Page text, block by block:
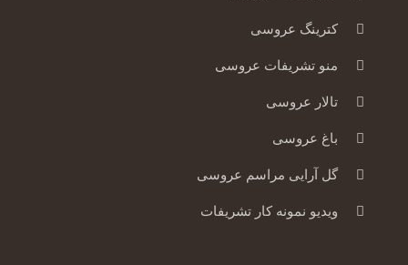
کترینگ عروسی
منو تشریفات عروسی
تالار عروسی
باغ عروسی
گل آرایی مراسم عروسی
ویدیو نمونه کار تشریفات